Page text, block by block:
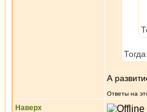
А
Ответы на
Наверх